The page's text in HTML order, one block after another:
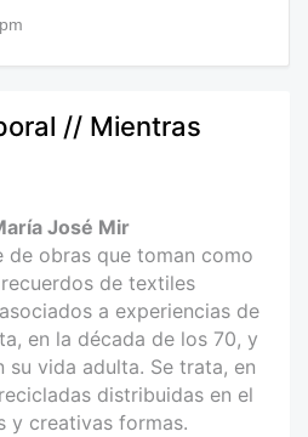
// Mientras
José Mir
de obras que toman como
de textiles
a experiencias de
en la década de los 70, y
su vida adulta. Se trata, en
distribuidas en el
y creativas formas.